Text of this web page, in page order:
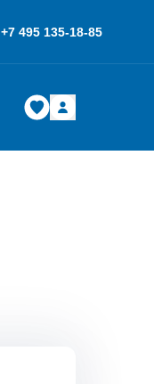
+7 495 135-18-85